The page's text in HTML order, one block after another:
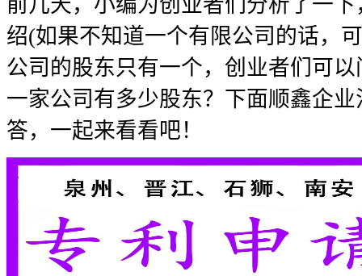
前几天，小编为创业者们分析了一
绍(如果不知道一个有限公司的话，
公司的股东只有一个，创业者们可以
一家公司有多少股东？下面顺鑫企
答，一起来看看吧！